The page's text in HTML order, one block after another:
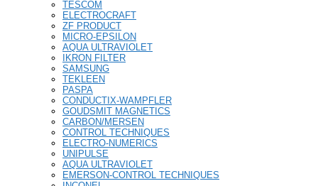
TESCOM
ELECTROCRAFT
ZF PRODUCT
MICRO-EPSILON
AQUA ULTRAVIOLET
IKRON FILTER
SAMSUNG
TEKLEEN
PASPA
CONDUCTIX-WAMPFLER
GOUDSMIT MAGNETICS
CARBON/MERSEN
CONTROL TECHNIQUES
ELECTRO-NUMERICS
UNIPULSE
AQUA ULTRAVIOLET
EMERSON-CONTROL TECHNIQUES